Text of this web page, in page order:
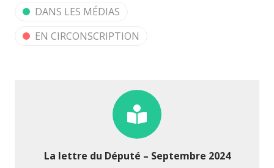
DANS LES MÉDIAS
EN CIRCONSCRIPTION
La lettre du Député – Septembre 2024